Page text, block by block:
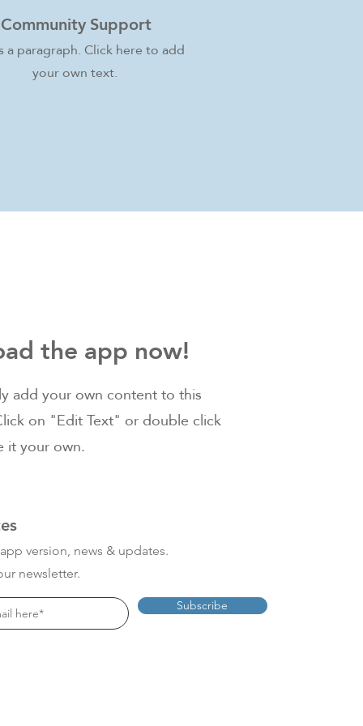
Community Support
a paragraph. Click here to add
your own text.
the app now!
add your own content to this
on "Edit Text" or double click
it your own.
version, news & updates.
newsletter.
Subscribe